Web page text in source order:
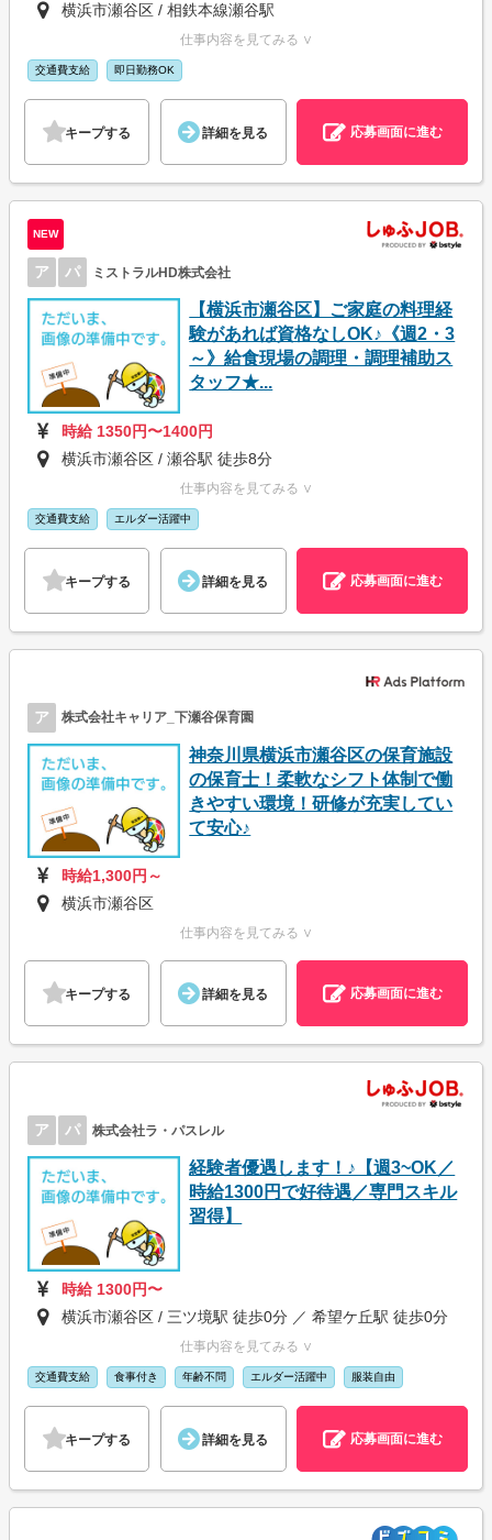
横浜市瀬谷区 / 相鉄本線瀬谷駅
仕事内容を見てみる ∨
交通費支給 即日勤務OK
キープする 詳細を見る 応募画面に進む
NEW
ア パ ミストラルHD株式会社
【横浜市瀬谷区】ご家庭の料理経
験があれば資格なしOK♪《週2・3
～》給食現場の調理・調理補助ス
タッフ★...
時給 1350円〜1400円
横浜市瀬谷区 / 瀬谷駅 徒歩8分
仕事内容を見てみる ∨
交通費支給 エルダー活躍中
キープする 詳細を見る 応募画面に進む
ア 株式会社キャリア_下瀬谷保育園
神奈川県横浜市瀬谷区の保育施設
の保育士！柔軟なシフト体制で働
きやすい環境！研修が充実してい
て安心♪
時給1,300円～
横浜市瀬谷区
仕事内容を見てみる ∨
キープする 詳細を見る 応募画面に進む
ア パ 株式会社ラ・パスレル
経験者優遇します！♪【週3~OK／
時給1300円で好待遇／専門スキル
習得】
時給 1300円〜
横浜市瀬谷区 / 三ツ境駅 徒歩0分 ／ 希望ケ丘駅 徒歩0分
仕事内容を見てみる ∨
交通費支給 食事付き 年齢不問 エルダー活躍中 服装自由
キープする 詳細を見る 応募画面に進む